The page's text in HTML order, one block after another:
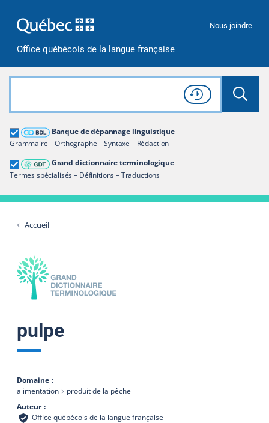
Office québécois de la langue française
Nous joindre
Rechercher dans tout le site
Lancer
Consulter l'
Historique
de recherche
Banque de dépannage linguistique
Grammaire – Orthographe – Syntaxe – Rédaction
Grand dictionnaire terminologique
Termes spécialisés – Définitions – Traductions
Grand dictionnaire terminologique
Restreindre aux termes
Accueil
pulpe
Domaine
alimentation
produit de la pêche
Auteur
Office québécois de la langue française